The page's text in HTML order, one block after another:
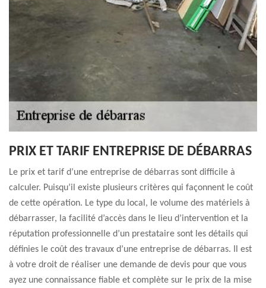
PRIX ET TARIF ENTREPRISE DE DÉBARRAS
Le prix et tarif d’une entreprise de débarras sont difficile à
calculer. Puisqu’il existe plusieurs critères qui façonnent le coût
de cette opération. Le type du local, le volume des matériels à
débarrasser, la facilité d’accès dans le lieu d’intervention et la
réputation professionnelle d’un prestataire sont les détails qui
définies le coût des travaux d’une entreprise de débarras. Il est
à votre droit de réaliser une demande de devis pour que vous
ayez une connaissance fiable et complète sur le prix de la mise